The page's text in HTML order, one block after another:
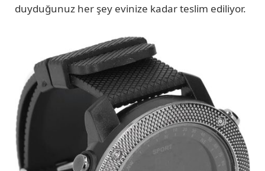
duyduğunuz her şey evinize kadar teslim ediliyor.